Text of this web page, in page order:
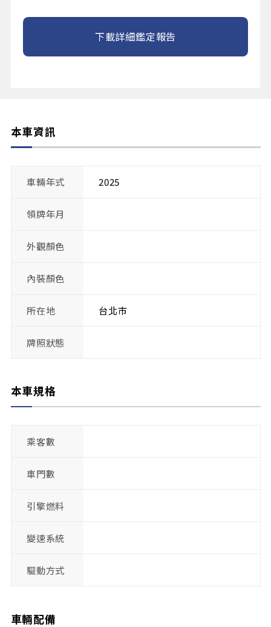
下載詳細鑑定報告
本車資訊
車輛年式 2025
領牌年月
外觀顏色
內裝顏色
所在地 台北市
牌照狀態
本車規格
乘客數
車門數
引擎燃料
變速系統
驅動方式
車輛配備